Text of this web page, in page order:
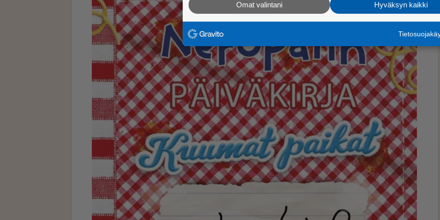
Hyväksyn kaikki
Omat valintani